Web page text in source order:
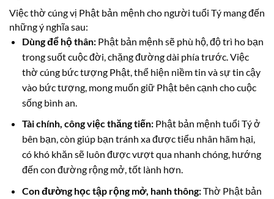
Việc thờ cúng vị Phật bản mệnh cho người tuổi Tý mang đến
những ý nghĩa sau:
Dùng để hộ thân:Phật bản mệnh sẽ phù hộ, độ trì ho bạn
trong suốt cuộc đời, chặng đường dài phía trước. Việc
thờ cúng bức tượng Phật, thể hiện niềm tin và sự tin cậy
vào bức tượng, mong muốn giữ Phật bên cạnh cho cuộc
sống bình an.
Tài chính, công việc thăng tiến:Phật bản mệnh tuổi Tý ở
bên bạn, còn giúp bạn tránh xa được tiểu nhân hãm hại,
có khó khăn sẽ luôn được vượt qua nhanh chóng, hướng
đến con đường rộng mở, tốt lành hơn.
Con đường học tập rộng mở, hanh thông:Thờ Phật bản